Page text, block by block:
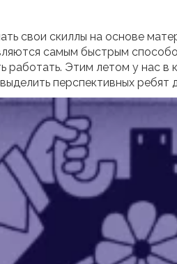
свои скиллы на основе
самым быстрым
работать. Этим летом у
перспективных